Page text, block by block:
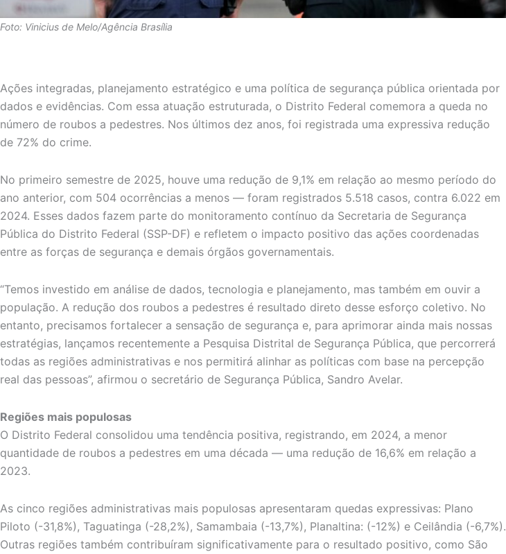
Foto: Vinicius de Melo/Agência Brasília
Ações integradas, planejamento estratégico e uma política de segurança pública orientada por
dados e evidências. Com essa atuação estruturada, o Distrito Federal comemora a queda no
número de roubos a pedestres. Nos últimos dez anos, foi registrada uma expressiva redução
de 72% do crime.
No primeiro semestre de 2025, houve uma redução de 9,1% em relação ao mesmo período do
ano anterior, com 504 ocorrências a menos — foram registrados 5.518 casos, contra 6.022 em
2024. Esses dados fazem parte do monitoramento contínuo da Secretaria de Segurança
Pública do Distrito Federal (SSP-DF) e refletem o impacto positivo das ações coordenadas
entre as forças de segurança e demais órgãos governamentais.
“Temos investido em análise de dados, tecnologia e planejamento, mas também em ouvir a
população. A redução dos roubos a pedestres é resultado direto desse esforço coletivo. No
entanto, precisamos fortalecer a sensação de segurança e, para aprimorar ainda mais nossas
estratégias, lançamos recentemente a Pesquisa Distrital de Segurança Pública, que percorrerá
todas as regiões administrativas e nos permitirá alinhar as políticas com base na percepção
real das pessoas”, afirmou o secretário de Segurança Pública, Sandro Avelar.
Regiões mais populosas
O Distrito Federal consolidou uma tendência positiva, registrando, em 2024, a menor
quantidade de roubos a pedestres em uma década — uma redução de 16,6% em relação a
2023.
As cinco regiões administrativas mais populosas apresentaram quedas expressivas: Plano
Piloto (-31,8%), Taguatinga (-28,2%), Samambaia (-13,7%), Planaltina: (-12%) e Ceilândia (-6,7%).
Outras regiões também contribuíram significativamente para o resultado positivo, como São